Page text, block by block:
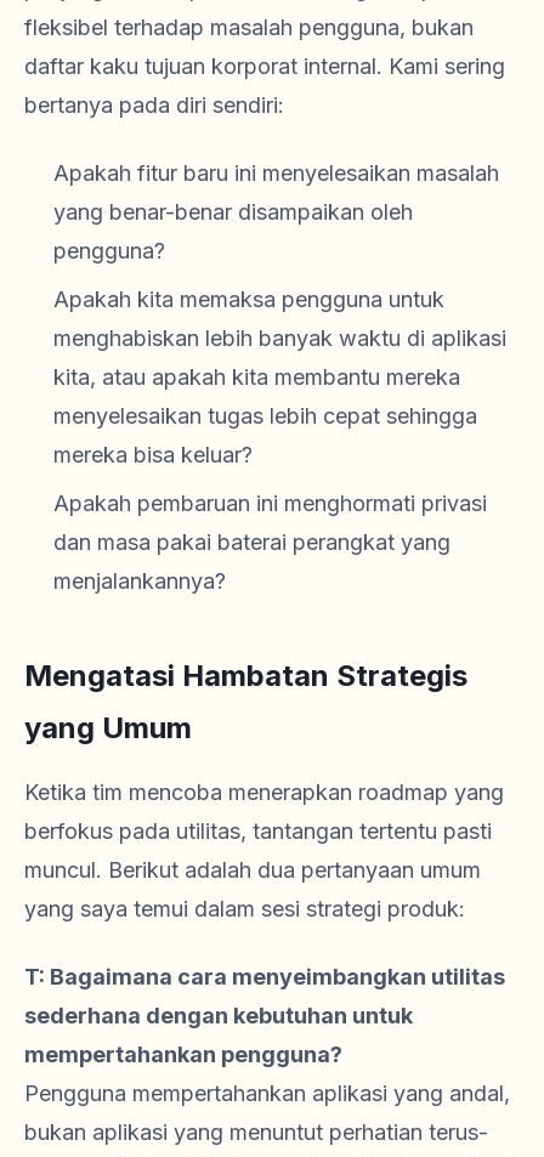
fleksibel terhadap masalah pengguna, bukan
daftar kaku tujuan korporat internal. Kami sering
bertanya pada diri sendiri:
Apakah fitur baru ini menyelesaikan masalah
yang benar-benar disampaikan oleh
pengguna?
Apakah kita memaksa pengguna untuk
menghabiskan lebih banyak waktu di aplikasi
kita, atau apakah kita membantu mereka
menyelesaikan tugas lebih cepat sehingga
mereka bisa keluar?
Apakah pembaruan ini menghormati privasi
dan masa pakai baterai perangkat yang
menjalankannya?
Mengatasi Hambatan Strategis
yang Umum
Ketika tim mencoba menerapkan roadmap yang
berfokus pada utilitas, tantangan tertentu pasti
muncul. Berikut adalah dua pertanyaan umum
yang saya temui dalam sesi strategi produk:
T: Bagaimana cara menyeimbangkan utilitas
sederhana dengan kebutuhan untuk
mempertahankan pengguna?
Pengguna mempertahankan aplikasi yang andal,
bukan aplikasi yang menuntut perhatian terus-